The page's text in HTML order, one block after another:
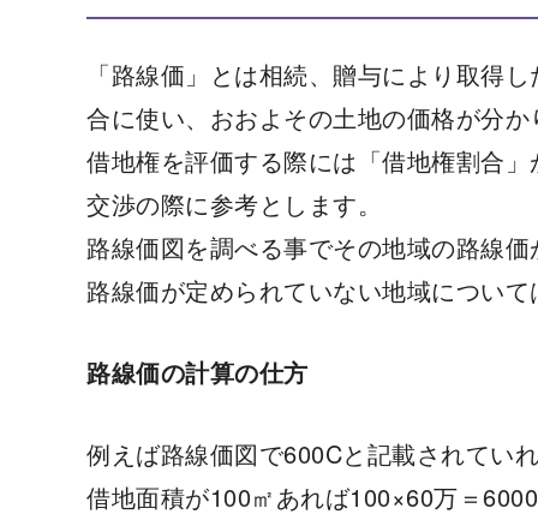
「路線価」とは相続、贈与により取得
合に使い、おおよその土地の価格が分か
借地権を評価する際には「借地権割合
交渉の際に参考とします。
路線価図を調べる事でその地域の路線
路線価が定められていない地域につい
路線価の計算の仕方
例えば路線価図で600Cと記載されてい
借地面積が100㎡あれば100×60万＝